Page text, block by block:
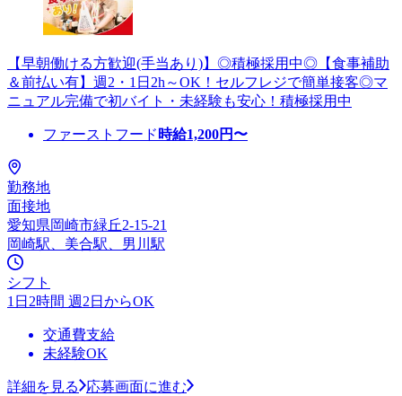
【早朝働ける方歓迎(手当あり)】◎積極採用中◎【食事補助
＆前払い有】週2・1日2h～OK！セルフレジで簡単接客◎マ
ニュアル完備で初バイト・未経験も安心！積極採用中
ファーストフード 時給1,200円〜
勤務地
面接地
愛知県岡崎市緑丘2-15-21
岡崎駅、美合駅、男川駅
シフト
1日2時間 週2日からOK
交通費支給
未経験OK
詳細を見る
応募画面に進む